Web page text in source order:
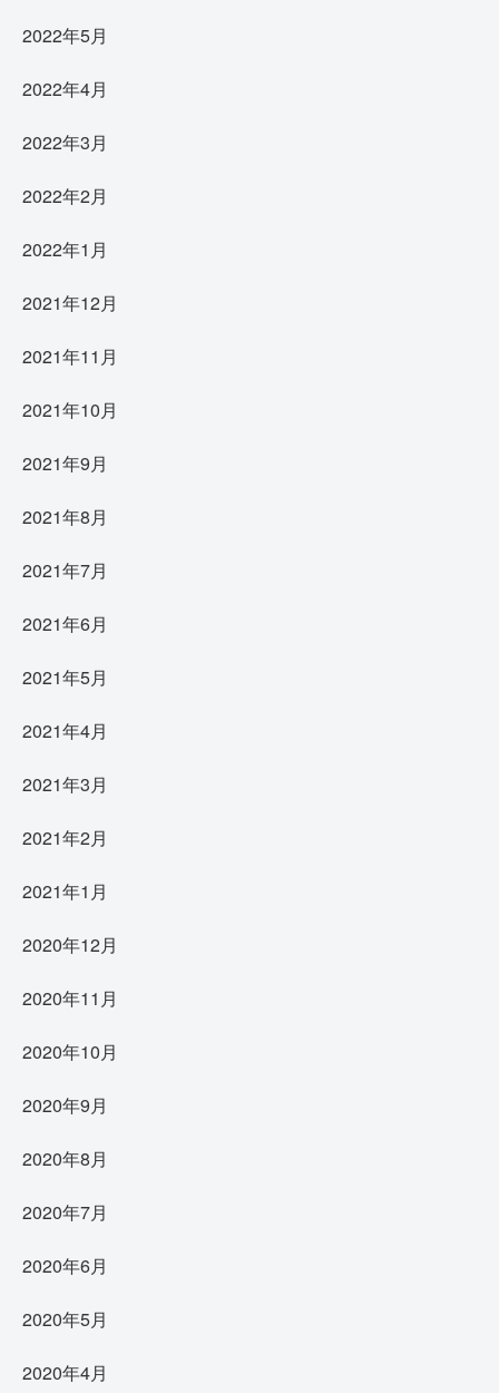
2022年5月
2022年4月
2022年3月
2022年2月
2022年1月
2021年12月
2021年11月
2021年10月
2021年9月
2021年8月
2021年7月
2021年6月
2021年5月
2021年4月
2021年3月
2021年2月
2021年1月
2020年12月
2020年11月
2020年10月
2020年9月
2020年8月
2020年7月
2020年6月
2020年5月
2020年4月